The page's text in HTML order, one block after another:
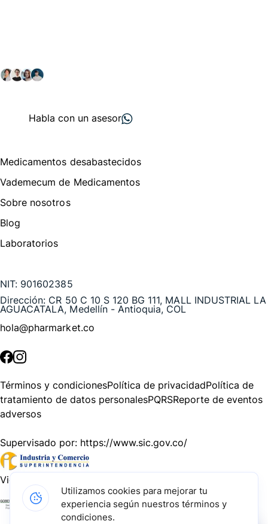
Habla con un asesor
Medicamentos desabastecidos
Vademecum de Medicamentos
Sobre nosotros
Blog
Laboratorios
NIT: 901602385
Dirección: CR 50 C 10 S 120 BG 111, MALL INDUSTRIAL LA
AGUACATALA, Medellín - Antioquia, COL
hola@pharmarket.co
Términos y condicionesPolítica de privacidadPolítica de
tratamiento de datos personalesPQRSReporte de eventos
adversos
Supervisado por: https://www.sic.gov.co/
Vigilado por:
Gracias a nuestros impulsadores, podemos presentarte la
Utilizamos cookies para mejorar tu
experiencia según nuestros términos y
condiciones.